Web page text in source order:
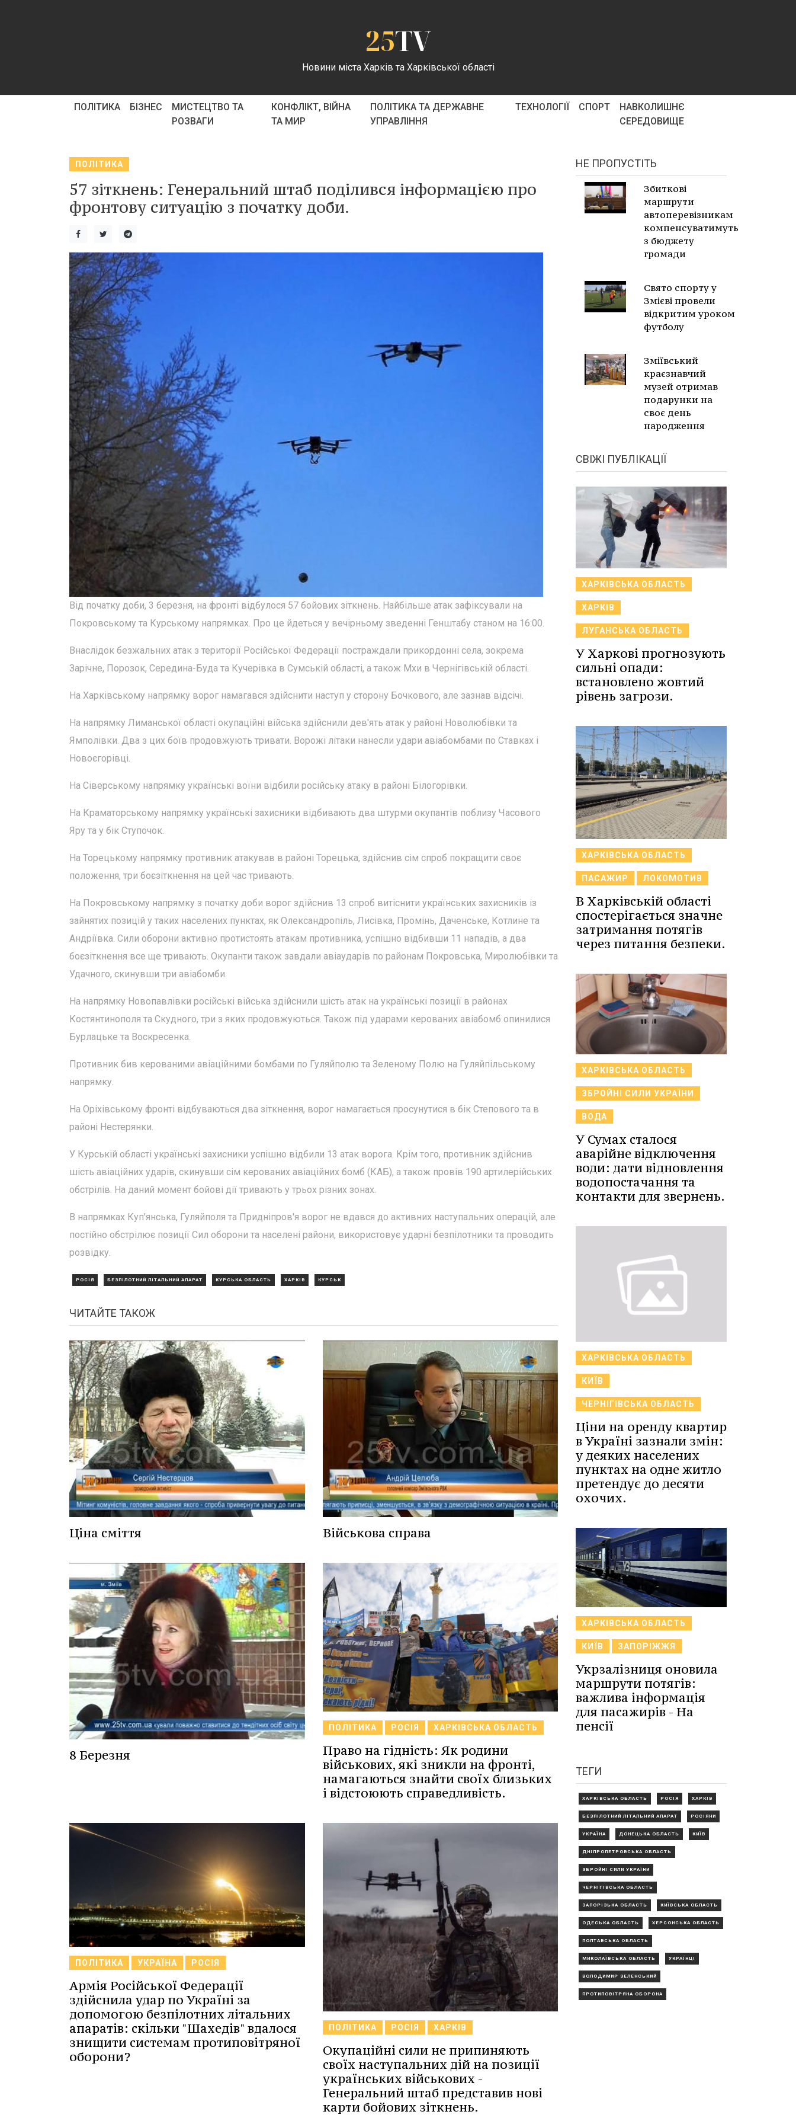
25TV
Новини міста Харків та Харківської області
ПОЛІТИКА БІЗНЕС
МИСТЕЦТВО ТА
РОЗВАГИ
КОНФЛІКТ, ВІЙНА
ТА МИР
ПОЛІТИКА ТА ДЕРЖАВНЕ
УПРАВЛІННЯ
ТЕХНОЛОГІЇ СПОРТ
НАВКОЛИШНЄ
СЕРЕДОВИЩЕ
ПОЛІТИКА
57 зіткнень: Генеральний штаб поділився інформацією про
фронтову ситуацію з початку доби.
Від початку доби, 3 березня, на фронті відбулося 57 бойових зіткнень. Найбільше атак зафіксували на
Покровському та Курському напрямках. Про це йдеться у вечірньому зведенні Генштабу станом на 16:00.
Внаслідок безжальних атак з території Російської Федерації постраждали прикордонні села, зокрема
Зарічне, Порозок, Середина-Буда та Кучерівка в Сумській області, а також Мхи в Чернігівській області.
На Харківському напрямку ворог намагався здійснити наступ у сторону Бочкового, але зазнав відсічі.
На напрямку Лиманської області окупаційні війська здійснили дев'ять атак у районі Новолюбівки та
Ямполівки. Два з цих боїв продовжують тривати. Ворожі літаки нанесли удари авіабомбами по Ставках і
Новоєгорівці.
На Сіверському напрямку українські воїни відбили російську атаку в районі Білогорівки.
На Краматорському напрямку українські захисники відбивають два штурми окупантів поблизу Часового
Яру та у бік Ступочок.
На Торецькому напрямку противник атакував в районі Торецька, здійснив сім спроб покращити своє
положення, три боєзіткнення на цей час тривають.
На Покровському напрямку з початку доби ворог здійснив 13 спроб витіснити українських захисників із
зайнятих позицій у таких населених пунктах, як Олександропіль, Лисівка, Промінь, Даченське, Котлине та
Андріївка. Сили оборони активно протистоять атакам противника, успішно відбивши 11 нападів, а два
боєзіткнення все ще тривають. Окупанти також завдали авіаударів по районам Покровська, Миролюбівки та
Удачного, скинувши три авіабомби.
На напрямку Новопавлівки російські війська здійснили шість атак на українські позиції в районах
Костянтинополя та Скудного, три з яких продовжуються. Також під ударами керованих авіабомб опинилися
Бурлацьке та Воскресенка.
Противник бив керованими авіаційними бомбами по Гуляйполю та Зеленому Полю на Гуляйпільському
напрямку.
На Оріхівському фронті відбуваються два зіткнення, ворог намагається просунутися в бік Степового та в
районі Нестерянки.
У Курській області українські захисники успішно відбили 13 атак ворога. Крім того, противник здійснив
шість авіаційних ударів, скинувши сім керованих авіаційних бомб (КАБ), а також провів 190 артилерійських
обстрілів. На даний момент бойові дії тривають у трьох різних зонах.
В напрямках Куп'янська, Гуляйполя та Придніпров'я ворог не вдався до активних наступальних операцій, але
постійно обстрілює позиції Сил оборони та населені райони, використовує ударні безпілотники та проводить
розвідку.
РОСІЯ БЕЗПІЛОТНИЙ ЛІТАЛЬНИЙ АПАРАТ КУРСЬКА ОБЛАСТЬ ХАРКІВ КУРСЬК
ЧИТАЙТЕ ТАКОЖ
Ціна сміття Військова справа
8 Березня
ПОЛІТИКА РОСІЯ ХАРКІВСЬКА ОБЛАСТЬ
Право на гідність: Як родини
військових, які зникли на фронті,
намагаються знайти своїх близьких
і відстоюють справедливість.
ПОЛІТИКА УКРАЇНА РОСІЯ
Армія Російської Федерації
здійснила удар по Україні за
допомогою безпілотних літальних
апаратів: скільки "Шахедів" вдалося
знищити системам протиповітряної
оборони?
ПОЛІТИКА РОСІЯ ХАРКІВ
Окупаційні сили не припиняють
своїх наступальних дій на позиції
українських військових -
Генеральний штаб представив нові
карти бойових зіткнень.
НЕ ПРОПУСТІТЬ
Збиткові
маршрути
автоперевізникам
компенсуватимуть
з бюджету
громади
Свято спорту у
Змієві провели
відкритим уроком
футболу
Зміївський
краєзнавчий
музей отримав
подарунки на
своє день
народження
СВІЖІ ПУБЛІКАЦІЇ
ХАРКІВСЬКА ОБЛАСТЬ
ХАРКІВ
ЛУГАНСЬКА ОБЛАСТЬ
У Харкові прогнозують
сильні опади:
встановлено жовтий
рівень загрози.
ХАРКІВСЬКА ОБЛАСТЬ
ПАСАЖИР ЛОКОМОТИВ
В Харківській області
спостерігається значне
затримання потягів
через питання безпеки.
ХАРКІВСЬКА ОБЛАСТЬ
ЗБРОЙНІ СИЛИ УКРАЇНИ
ВОДА
У Сумах сталося
аварійне відключення
води: дати відновлення
водопостачання та
контакти для звернень.
ХАРКІВСЬКА ОБЛАСТЬ
КИЇВ
ЧЕРНІГІВСЬКА ОБЛАСТЬ
Ціни на оренду квартир
в Україні зазнали змін:
у деяких населених
пунктах на одне житло
претендує до десяти
охочих.
ХАРКІВСЬКА ОБЛАСТЬ
КИЇВ ЗАПОРІЖЖЯ
Укрзалізниця оновила
маршрути потягів:
важлива інформація
для пасажирів - На
пенсії
ТЕГИ
ХАРКІВСЬКА ОБЛАСТЬ РОСІЯ ХАРКІВ
БЕЗПІЛОТНИЙ ЛІТАЛЬНИЙ АПАРАТ РОСІЯНИ
УКРАЇНА ДОНЕЦЬКА ОБЛАСТЬ КИЇВ
ДНІПРОПЕТРОВСЬКА ОБЛАСТЬ
ЗБРОЙНІ СИЛИ УКРАЇНИ
ЧЕРНІГІВСЬКА ОБЛАСТЬ
ЗАПОРІЗЬКА ОБЛАСТЬ КИЇВСЬКА ОБЛАСТЬ
ОДЕСЬКА ОБЛАСТЬ ХЕРСОНСЬКА ОБЛАСТЬ
ПОЛТАВСЬКА ОБЛАСТЬ
МИКОЛАЇВСЬКА ОБЛАСТЬ УКРАЇНЦІ
ВОЛОДИМИР ЗЕЛЕНСЬКИЙ
ПРОТИПОВІТРЯНА ОБОРОНА